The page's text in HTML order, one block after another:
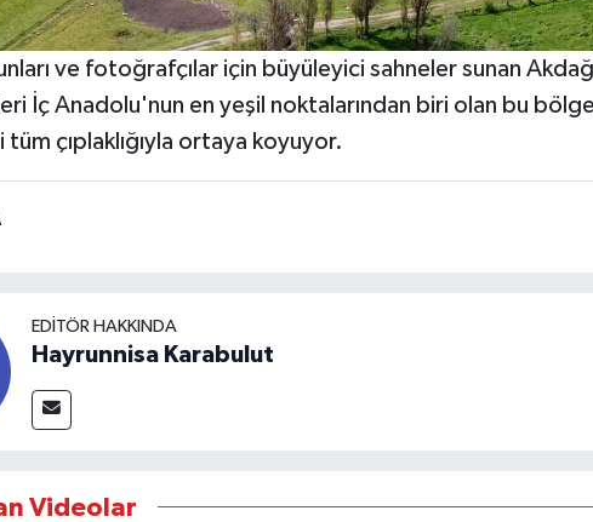
ve fotoğrafçılar için büyüleyici sahneler sunan
İç Anadolu'nun en yeşil noktalarından biri olan bu
çıplaklığıyla ortaya koyuyor.
EDITÖR HAKKINDA
Hayrunnisa Karabulut
Videolar